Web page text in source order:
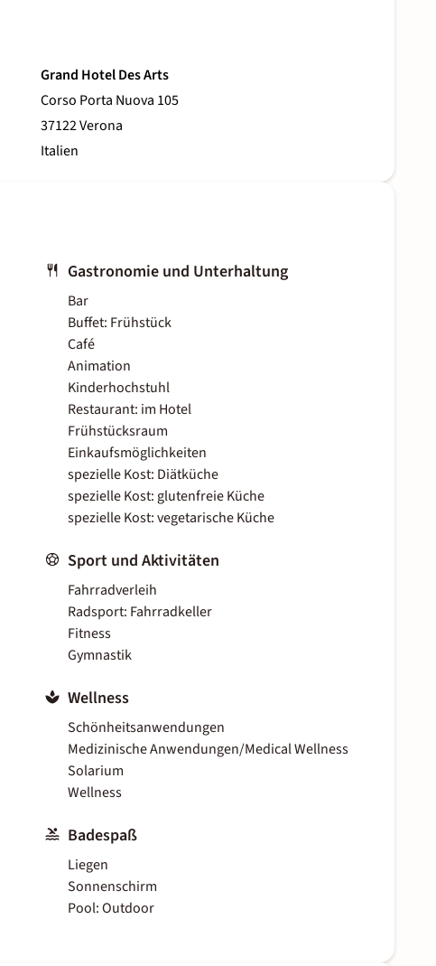
Grand Hotel Des Arts
Corso Porta Nuova 105
37122 Verona
Italien
Gastronomie und Unterhaltung
Bar
Buffet: Frühstück
Café
Animation
Kinderhochstuhl
Restaurant: im Hotel
Frühstücksraum
Einkaufsmöglichkeiten
spezielle Kost: Diätküche
spezielle Kost: glutenfreie Küche
spezielle Kost: vegetarische Küche
Sport und Aktivitäten
Fahrradverleih
Radsport: Fahrradkeller
Fitness
Gymnastik
Wellness
Schönheitsanwendungen
Medizinische Anwendungen/Medical Wellness
Solarium
Wellness
Badespaß
Liegen
Sonnenschirm
Pool: Outdoor